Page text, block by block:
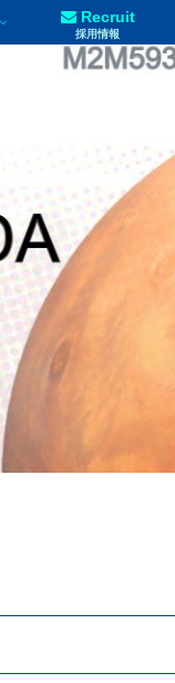
Recruit
採用情報